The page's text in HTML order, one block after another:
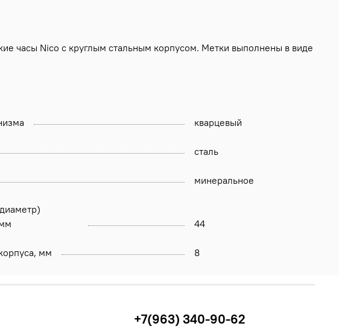
часы Nico с круглым стальным корпусом. Метки выполнены в виде
кварцевый
сталь
минеральное
44
мм 8
+7(963) 340-90-62